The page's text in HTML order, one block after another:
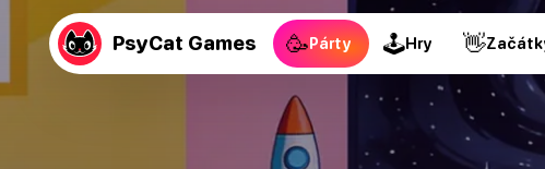
PsyCat Games 🥳Párty 🕹Hry 👋